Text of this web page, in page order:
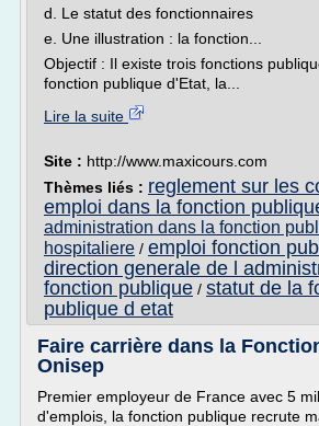
d. Le statut des fonctionnaires
e. Une illustration : la fonction...
Objectif : Il existe trois fonctions
fonction publique d'Etat, la...
Lire la suite
Site : http://www.maxicours.com
Thèmes liés : reglement sur les
emploi dans la fonction
administration dans la fonction
hospitaliere / emploi fonction
direction generale de l
fonction publique / statut de la
publique d etat
Faire carrière dans la
Onisep
Premier employeur de France avec 5
d'emplois, la fonction publique recrute